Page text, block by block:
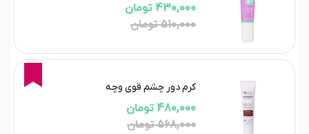
430,000 تومان
510,000 تومان
15%
کرم دور چشم قوی وچه
480,000 تومان
568,000 تومان